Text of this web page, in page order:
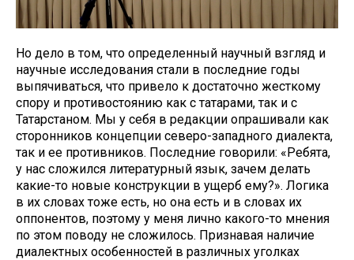
Но дело в том, что определенный научный взгляд и
научные исследования стали в последние годы
выпячиваться, что привело к достаточно жесткому
спору и противостоянию как с татарами, так и с
Татарстаном. Мы у себя в редакции опрашивали как
сторонников концепции северо-западного диалекта,
так и ее противников. Последние говорили: «Ребята,
у нас сложился литературный язык, зачем делать
какие-то новые конструкции в ущерб ему?». Логика
в их словах тоже есть, но она есть и в словах их
оппонентов, поэтому у меня лично какого-то мнения
по этом поводу не сложилось. Признавая наличие
диалектных особенностей в различных уголках